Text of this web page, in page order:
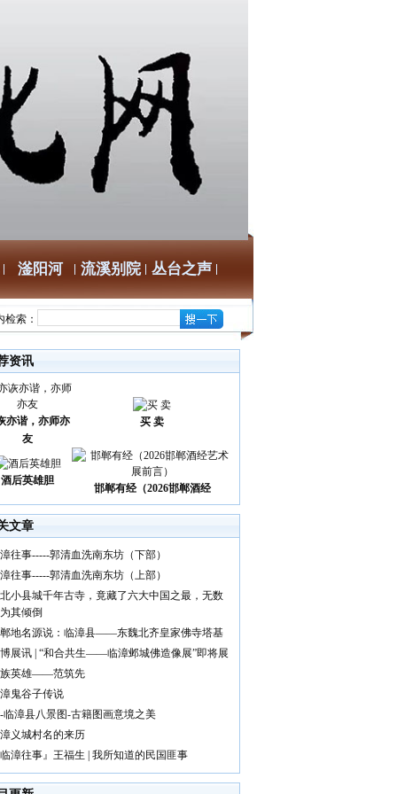
滏阳河 流溪别院 丛台之声
检索：
资讯
亦谐，亦师亦
友
买 卖
酒后英雄胆
邯郸有经（2026邯郸酒经
文章
往事-----郭清血洗南东坊（下部）
往事-----郭清血洗南东坊（上部）
小县城千年古寺，竟藏了六大中国之最，无数
其倾倒
地名源说：临漳县——东魏北齐皇家佛寺塔基
博展讯 | “和合共生——临漳邺城佛造像展”即将展
族英雄——范筑先
鬼谷子传说
临漳县八景图-古籍图画意境之美
义城村名的来历
临漳往事』王福生 | 我所知道的民国匪事